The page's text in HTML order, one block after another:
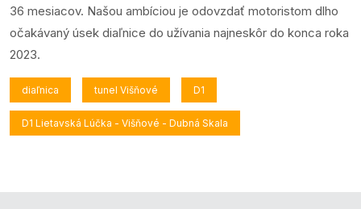
36 mesiacov. Našou ambíciou je odovzdať motoristom dlho
očakávaný úsek diaľnice do užívania najneskôr do konca roka
2023.
diaľnica tunel Višňové D1
D1 Lietavská Lúčka - Višňové - Dubná Skala